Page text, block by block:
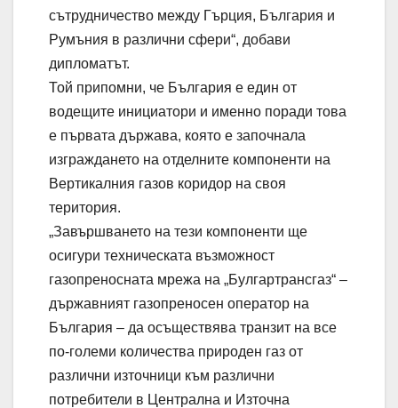
сътрудничество между Гърция, България и
Румъния в различни сфери“, добави
дипломатът.
Той припомни, че България е един от
водещите инициатори и именно поради това
е първата държава, която е започнала
изграждането на отделните компоненти на
Вертикалния газов коридор на своя
територия.
„Завършването на тези компоненти ще
осигури техническата възможност
газопреносната мрежа на „Булгартрансгаз“ –
държавният газопреносен оператор на
България – да осъществява транзит на все
по-големи количества природен газ от
различни източници към различни
потребители в Централна и Източна